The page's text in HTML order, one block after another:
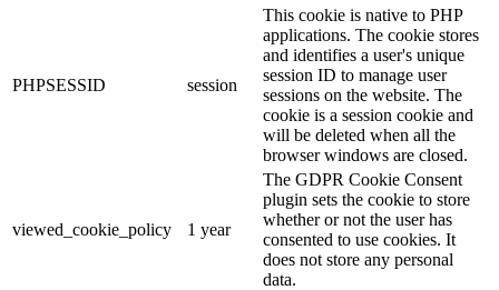
PHPSESSID session
This cookie is native to PHP
applications. The cookie stores
and identifies a user's unique
session ID to manage user
sessions on the website. The
cookie is a session cookie and
will be deleted when all the
browser windows are closed.
viewed_cookie_policy 1 year
The GDPR Cookie Consent
plugin sets the cookie to store
whether or not the user has
consented to use cookies. It
does not store any personal
data.